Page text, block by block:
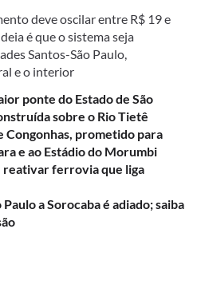
deve oscilar entre R$ 19 e
é que o sistema seja
Santos-São Paulo,
e o interior
ponte do Estado de São
sobre o Rio Tietê
prometido para
e ao Estádio do Morumbi
ferrovia que liga
a Sorocaba é adiado; saiba